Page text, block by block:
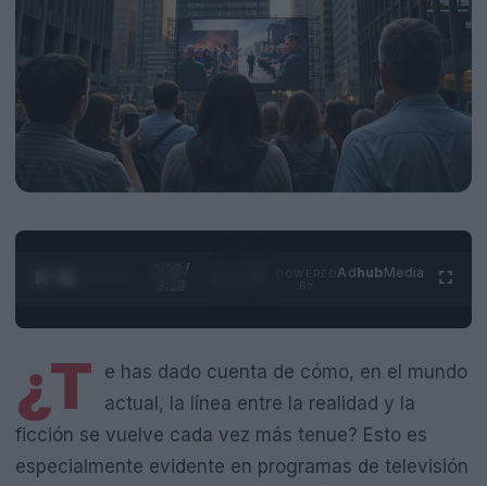
0:29 /
AdhubMedia
¿T
e has dado cuenta de cómo, en el mundo
actual, la línea entre la realidad y la
ficción se vuelve cada vez más tenue? Esto es
especialmente evidente en programas de televisión